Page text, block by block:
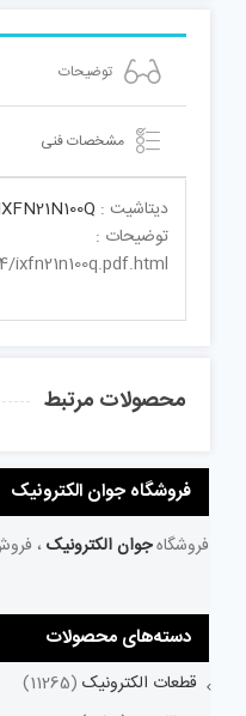
توضیحات
مشخصات فنی
دیتاشیت :
توضیحات :
محصولات مرتبط
فروشگاه جوان الکترونیک
فروشگاهجوان الکترونیک ،
دسته‌های محصولات
قطعات الکترونیک (11265)